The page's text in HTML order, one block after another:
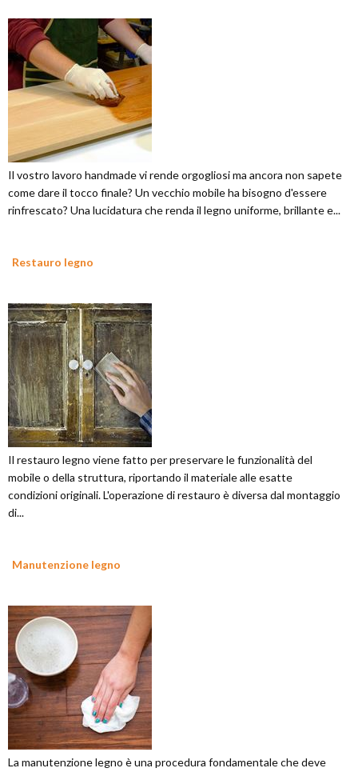
Il vostro lavoro handmade vi rende orgogliosi ma ancora non sapete
come dare il tocco finale? Un vecchio mobile ha bisogno d'essere
rinfrescato? Una lucidatura che renda il legno uniforme, brillante e...
Restauro legno
Il restauro legno viene fatto per preservare le funzionalità del
mobile o della struttura, riportando il materiale alle esatte
condizioni originali. L'operazione di restauro è diversa dal montaggio
di...
Manutenzione legno
La manutenzione legno è una procedura fondamentale che deve